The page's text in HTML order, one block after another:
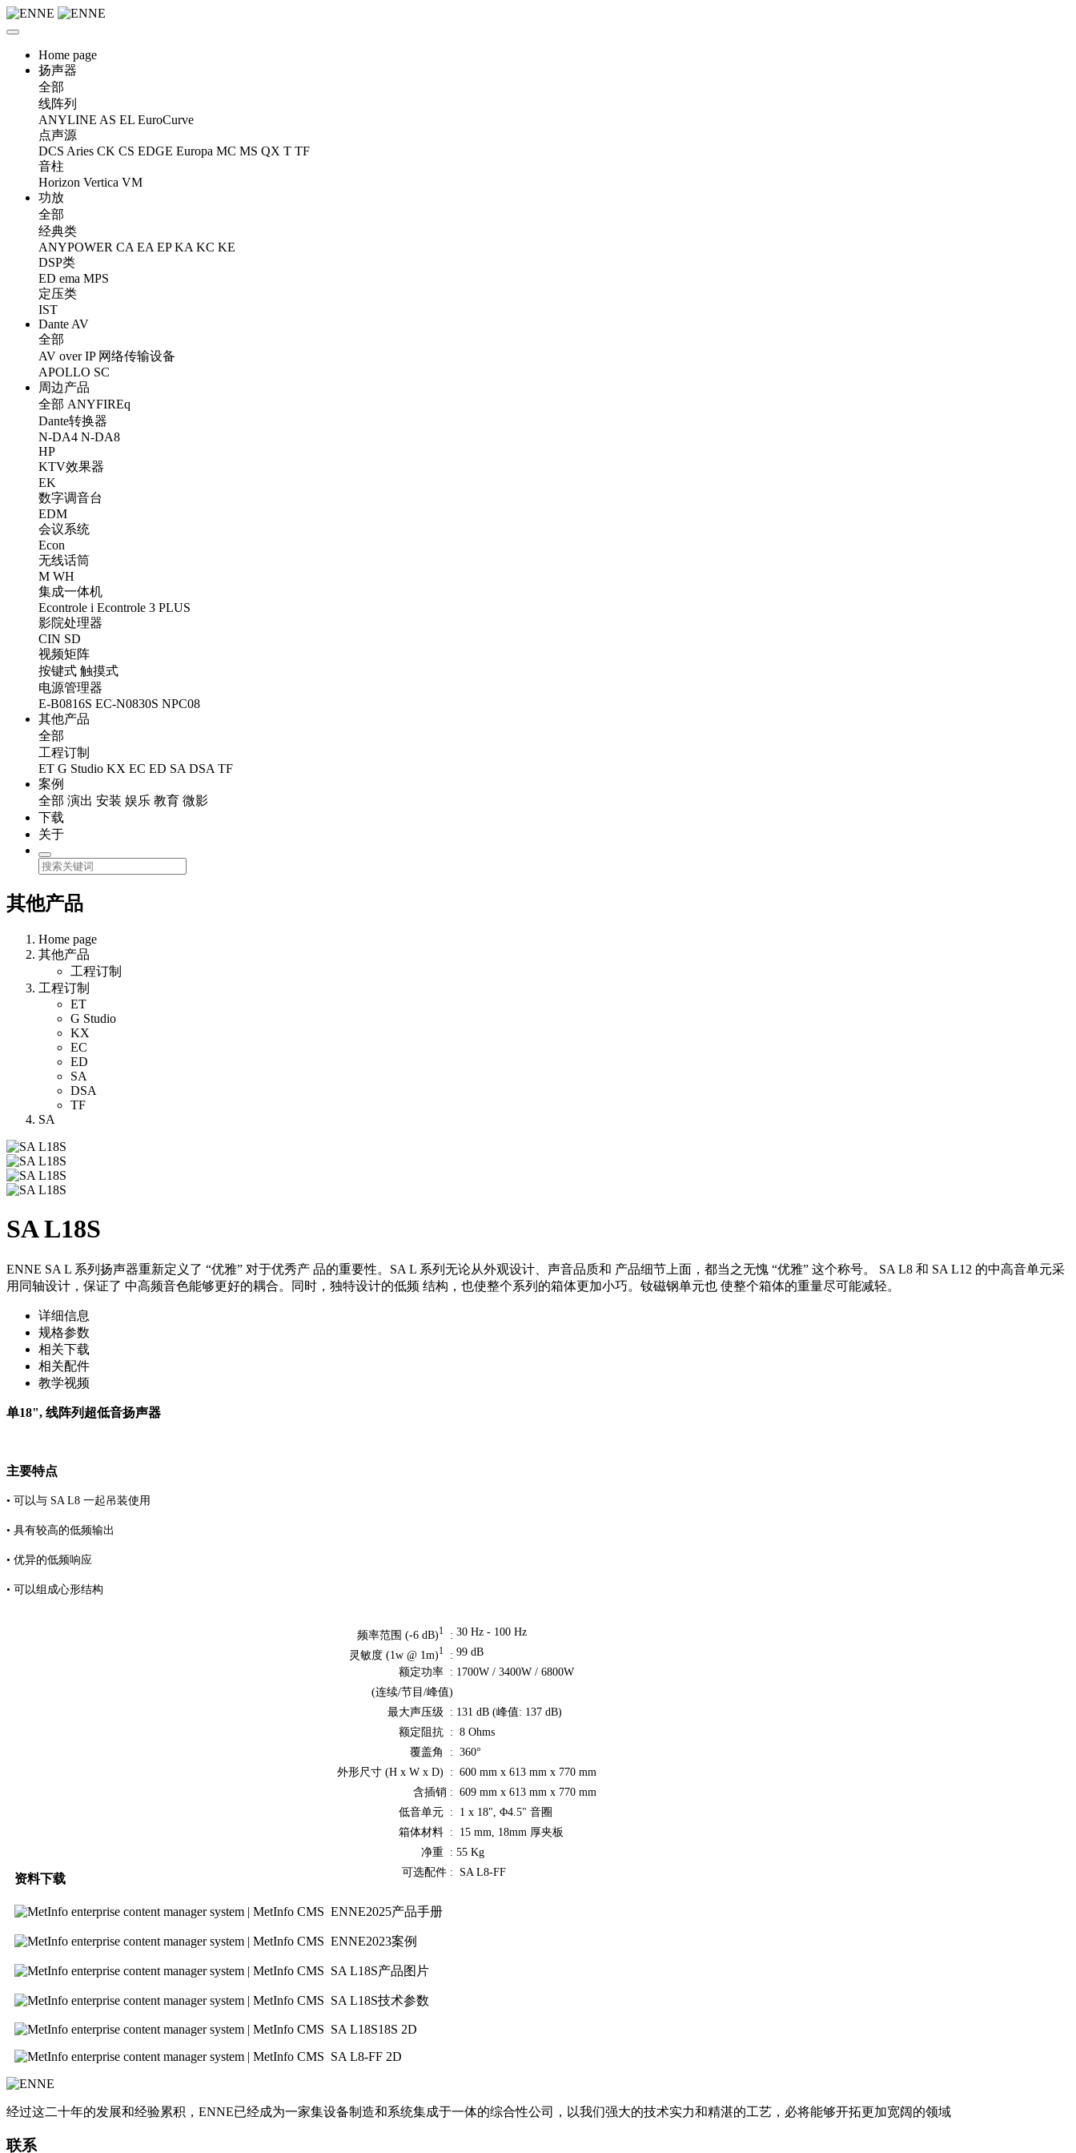
Home page
扬声器
全部
线阵列
ANYLINE AS EL EuroCurve
点声源
DCS Aries CK CS EDGE Europa MC MS QX T TF
音柱
Horizon Vertica VM
功放
全部
经典类
ANYPOWER CA EA EP KA KC KE
DSP类
ED ema MPS
定压类
IST
Dante AV
全部
AV over IP 网络传输设备
APOLLO SC
周边产品
全部 ANYFIREq
Dante转换器
N-DA4 N-DA8
HP
KTV效果器
EK
数字调音台
EDM
会议系统
Econ
无线话筒
M WH
集成一体机
Econtrole i Econtrole 3 PLUS
影院处理器
CIN SD
视频矩阵
按键式 触摸式
电源管理器
E-B0816S EC-N0830S NPC08
其他产品
全部
工程订制
ET G Studio KX EC ED SA DSA TF
案例
全部 演出 安装 娱乐 教育 微影
下载
关于
其他产品
Home page
其他产品
工程订制
工程订制
ET
G Studio
KX
EC
ED
SA
DSA
TF
SA
SA L18S
ENNE SA L 系列扬声器重新定义了 “优雅” 对于优秀产 品的重要性。SA L 系列无论从外观设计、声音品质和 产品细节上面，都当之无愧 “优雅” 这个称号。 SA L8 和 SA L12 的中高音单元采
用同轴设计，保证了 中高频音色能够更好的耦合。同时，独特设计的低频 结构，也使整个系列的箱体更加小巧。钕磁钢单元也 使整个箱体的重量尽可能减轻。
详细信息
规格参数
相关下载
相关配件
教学视频
单18", 线阵列超低音扬声器
主要特点
• 可以与 SA L8 一起吊装使用
• 具有较高的低频输出
• 优异的低频响应
• 可以组成心形结构
频率范围 (-6 dB)1: 30 Hz - 100 Hz
灵敏度 (1w @ 1m)1: 99 dB
额定功率 : 1700W / 3400W / 6800W
(连续/节目/峰值)
最大声压级 : 131 dB (峰值: 137 dB)
额定阻抗 : 8 Ohms
覆盖角 : 360°
外形尺寸 (H x W x D) : 600 mm x 613 mm x 770 mm
含插销 : 609 mm x 613 mm x 770 mm
低音单元 : 1 x 18", Φ4.5" 音圈
箱体材料 : 15 mm, 18mm 厚夹板
净重 : 55 Kg
可选配件 : SA L8-FF
资料下载
ENNE2025产品手册
ENNE2023案例
SA L18S产品图片
SA L18S技术参数
SA L18S18S 2D
SA L8-FF 2D
经过这二十年的发展和经验累积，ENNE已经成为一家集设备制造和系统集成于一体的综合性公司，以我们强大的技术实力和精湛的工艺，必将能够开拓更加宽阔的领域
联系